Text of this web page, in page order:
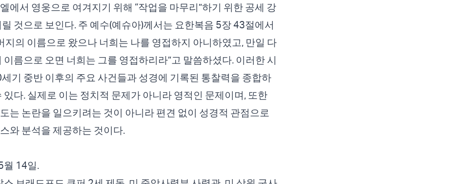
에서 영웅으로 여겨지기 위해 “작업을 마무리”하기 위한 공세 강
것으로 보인다. 주 예수(예슈아)께서는 요한복음 5장 43절에서
지의 이름으로 왔으나 너희는 나를 영접하지 아니하였고, 만일 다
이름으로 오면 너희는 그를 영접하리라”고 말씀하셨다. 이러한 시
기 중반 이후의 주요 사건들과 성경에 기록된 통찰력을 종합하
있다. 실제로 이는 정치적 문제가 아니라 영적인 문제이며, 또한
는 논란을 일으키려는 것이 아니라 편견 없이 성경적 관점으로
와 분석을 제공하는 것이다.
월 14일.